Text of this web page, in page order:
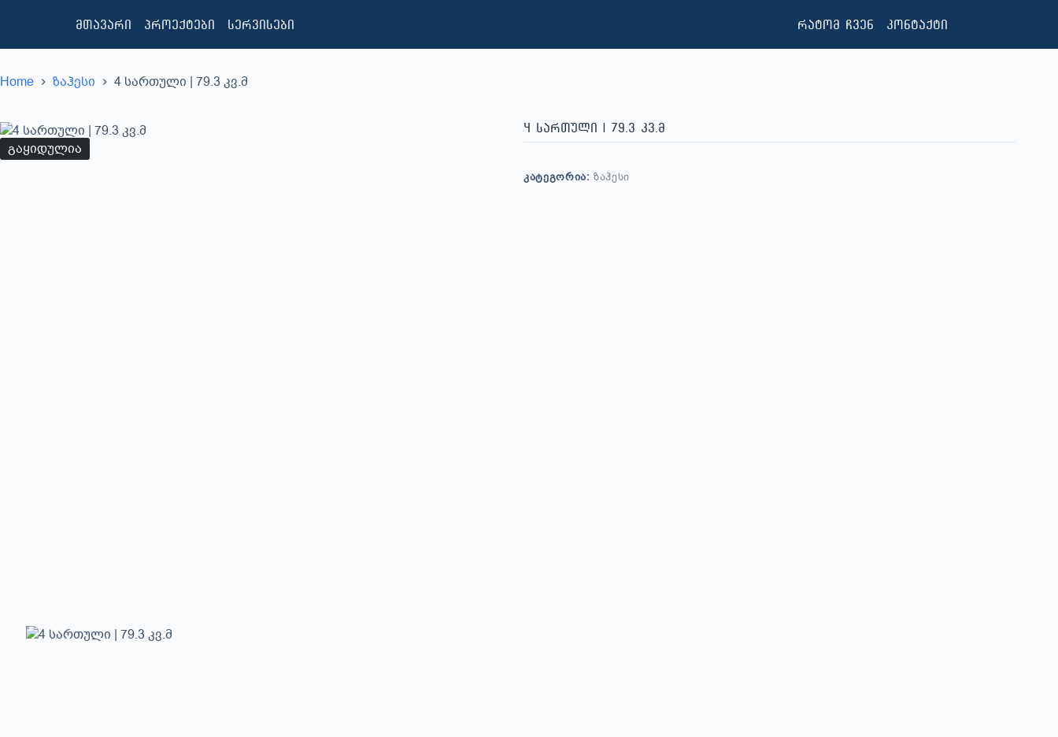
მთავარი პროექტები სერვისები რატომ ჩვენ კონტაქტი
Home ზაჰესი 4 სართული | 79.3 კვ.მ
გაყიდულია
4 სართული | 79.3 კვ.მ
ᲙᲐᲢᲔᲒᲝᲠᲘᲐ:ᲖᲐᲰᲔᲡᲘ